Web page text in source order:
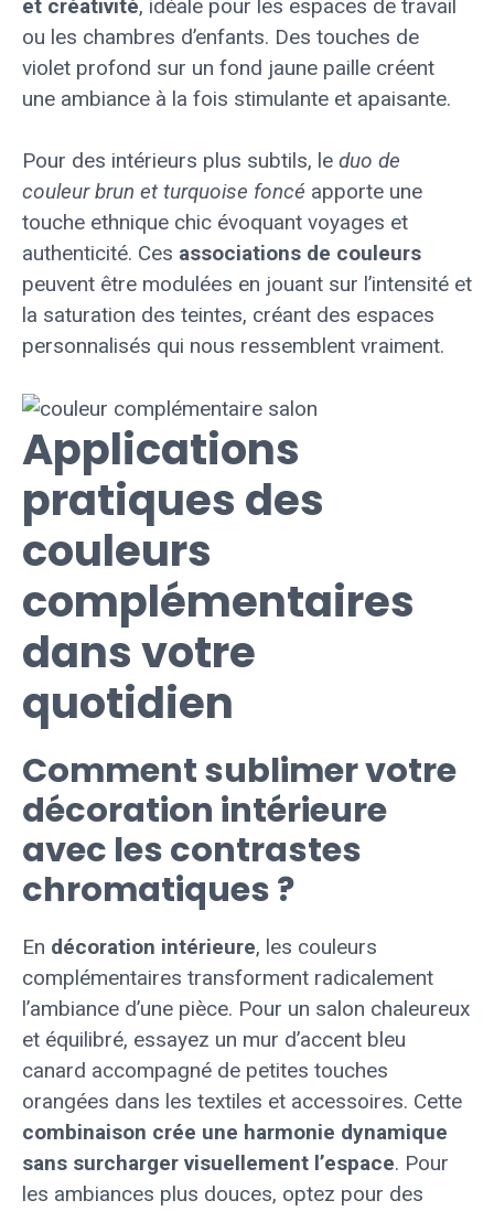
et créativité, idéale pour les espaces de travail
ou les chambres d’enfants. Des touches de
violet profond sur un fond jaune paille créent
une ambiance à la fois stimulante et apaisante.
Pour des intérieurs plus subtils, le duo de
couleur brun et turquoise foncé apporte une
touche ethnique chic évoquant voyages et
authenticité. Ces associations de couleurs
peuvent être modulées en jouant sur l’intensité et
la saturation des teintes, créant des espaces
personnalisés qui nous ressemblent vraiment.
Applications
pratiques des
couleurs
complémentaires
dans votre
quotidien
Comment sublimer votre
décoration intérieure
avec les contrastes
chromatiques ?
En décoration intérieure, les couleurs
complémentaires transforment radicalement
l’ambiance d’une pièce. Pour un salon chaleureux
et équilibré, essayez un mur d’accent bleu
canard accompagné de petites touches
orangées dans les textiles et accessoires. Cette
combinaison crée une harmonie dynamique
sans surcharger visuellement l’espace. Pour
les ambiances plus douces, optez pour des